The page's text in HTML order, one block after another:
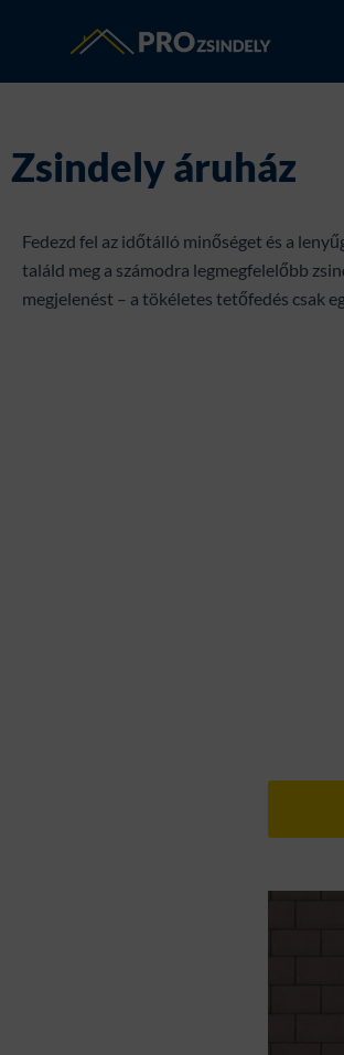
Zsindely áruház
Fedezd fel az időtálló minőséget és a
találd meg a számodra legmegfelelőbb
megjelenést – a tökéletes tetőfedés csak